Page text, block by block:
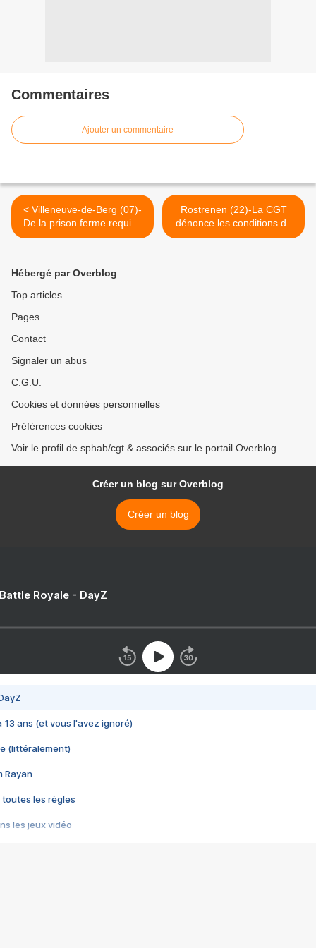
Commentaires
Ajouter un commentaire
< Villeneuve-de-Berg (07)-
De la prison ferme requise
contre le directeur de la
Rostrenen (22)-La CGT
dénonce les conditions de
travail à l'hôpital >
Hébergé par Overblog
Top articles
Pages
Contact
Signaler un abus
C.G.U.
Cookies et données personnelles
Préférences cookies
Voir le profil de sphab/cgt & associés sur le portail Overblog
Créer un blog sur Overblog
Créer un blog
Royale - DayZ
13 ans (et vous l'avez ignoré)
(littéralement)
Rayan
toutes les règles
les jeux vidéo